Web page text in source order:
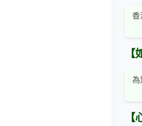
香
【
為
【